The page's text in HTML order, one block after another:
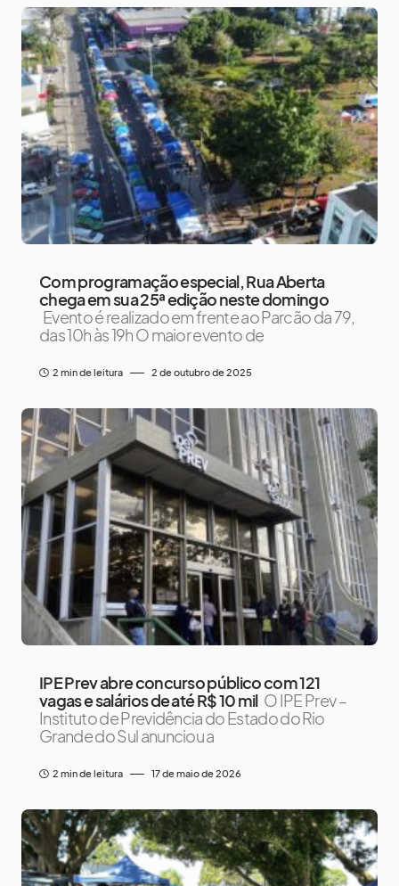
Com programação especial, Rua Aberta
chega em sua 25ª edição neste domingo
Evento é realizado em frente ao Parcão da 79,
das 10h às 19h O maior evento de
2 min de leitura 2 de outubro de 2025
IPE Prev abre concurso público com 121
vagas e salários de até R$ 10 mil O IPE Prev –
Instituto de Previdência do Estado do Rio
Grande do Sul anunciou a
2 min de leitura 17 de maio de 2026